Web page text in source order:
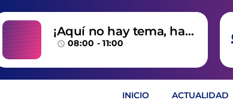
¡Aquí no hay tema, hay
temazos!
access_time 08:00 - 11:00
INICIO ACTUALIDAD